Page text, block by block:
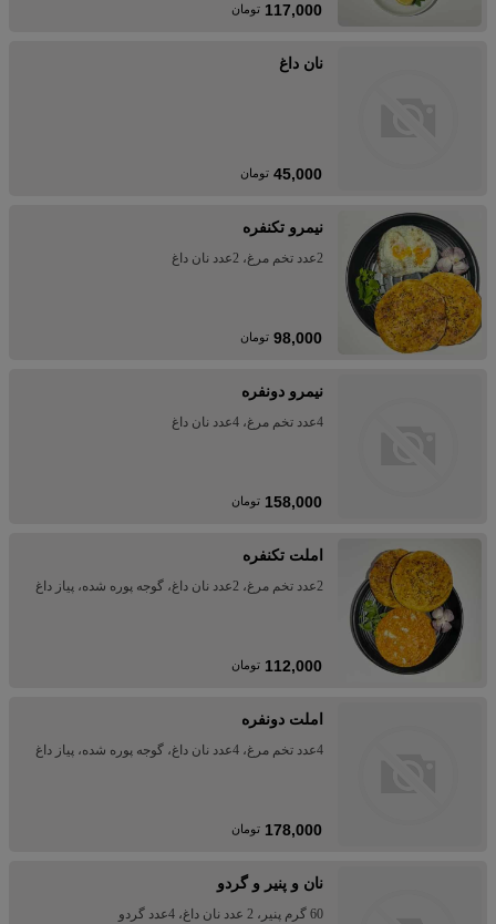
117,000 تومان
نان داغ
45,000 تومان
نیمرو تکنفره
2عدد تخم مرغ، 2عدد نان داغ
98,000 تومان
نیمرو دونفره
4عدد تخم مرغ، 4عدد نان داغ
158,000 تومان
املت تکنفره
2عدد تخم مرغ، 2عدد نان داغ، گوجه پوره شده، پیاز داغ
112,000 تومان
املت دونفره
4عدد تخم مرغ، 4عدد نان داغ، گوجه پوره شده، پیاز داغ
178,000 تومان
نان و پنیر و گردو
60 گرم پنیر، 2 عدد نان داغ، 4عدد گردو